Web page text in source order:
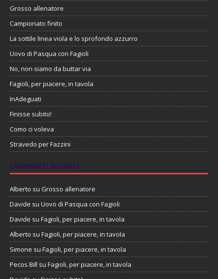
Grosso allenatore
Campionato finito
La sottile linea viola e lo sprofondo azzurro
Uovo di Pasqua con Fagioli
No, non siamo da buttar via
Fagioli, per piacere, in tavola
InAdeguati
Finisse subito!
Como ci voleva
Stravedo per Fazzini
COMMENTI RECENTI
Alberto su Grosso allenatore
Davide su Uovo di Pasqua con Fagioli
Davide su Fagioli, per piacere, in tavola
Alberto su Fagioli, per piacere, in tavola
Simone su Fagioli, per piacere, in tavola
Pecos Bill su Fagioli, per piacere, in tavola